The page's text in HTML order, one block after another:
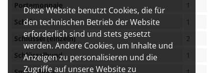
Diese Website benutzt Cookies, die für
den technischen Betrieb der Website
erforderlich sind und stets gesetzt
werden. Andere Cookies, um Inhalte und
Anzeigen zu personalisieren und die
Zugriffe auf unsere Website zu
Portemonnaie
1
Schal
1
Schlüssel (einzeln)
2
Schlüsselbund
1